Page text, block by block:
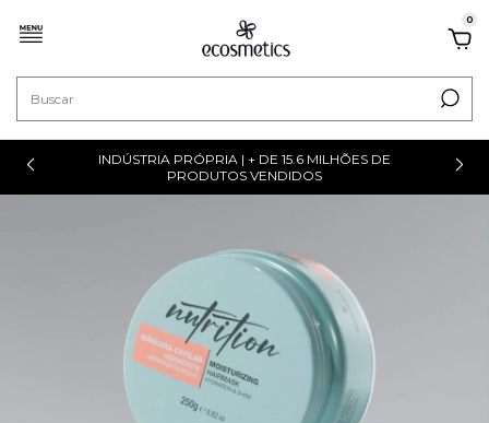
0
INDÚSTRIA PRÓPRIA | + DE 15.6 MILHÕES DE
PRODUTOS VENDIDOS